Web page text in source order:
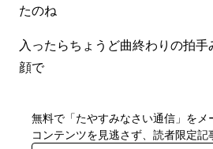
たのね
入ったらちょうど曲終わりの拍
顔で
無料で「たやすみなさい通信」をメ
コンテンツを見逃さず、読者限定記